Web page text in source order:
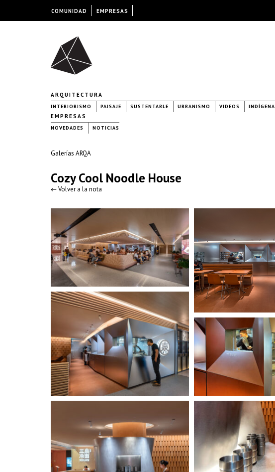
ARQUITECTURA
INTERIORISMO PAISAJE SUSTENTABLE URBANISMO VIDEOS INDÍGENA
EMPRESAS
NOVEDADES NOTICIAS
Galerías ARQA
Cozy Cool Noodle House
← Volver a la nota
COMUNIDAD EMPRESAS